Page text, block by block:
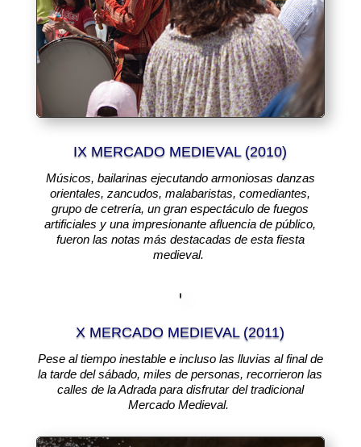
IX MERCADO MEDIEVAL (2010)
Músicos, bailarinas ejecutando armoniosas danzas
orientales, zancudos, malabaristas, comediantes,
grupo de cetrería, un gran espectáculo de fuegos
artificiales y una impresionante afluencia de público,
fueron las notas más destacadas de esta fiesta
medieval.
X MERCADO MEDIEVAL (2011)
Pese al tiempo inestable e incluso las lluvias al final de
la tarde del sábado, miles de personas, recorrieron las
calles de la Adrada para disfrutar del tradicional
Mercado Medieval.